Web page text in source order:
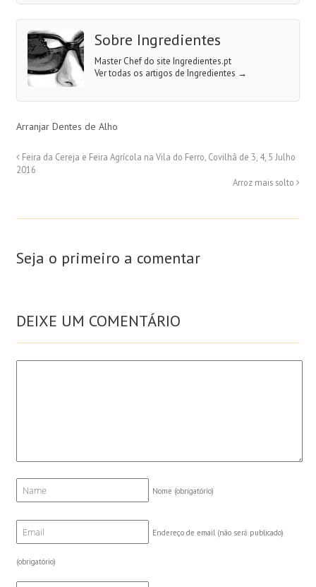
Sobre Ingredientes
Master Chef do site Ingredientes.pt
Ver todas os artigos de Ingredientes →
Arranjar Dentes de Alho
Feira da Cereja e Feira Agrícola na Vila do Ferro, Covilhã de 3, 4, 5 Julho
2016
Arroz mais solto
Seja o primeiro a comentar
DEIXE UM COMENTÁRIO
Nome (obrigatório)
Endereço de email (não será publicado)
(obrigatório)